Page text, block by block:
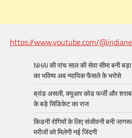
https://www.youtube.com/
NHAI की पांच साल की सेवा सीमा बनी
का भविष्य अब न्यायिक फैसले के भरोसे
ब्रांड असली, क्यूआर कोड फर्जी और
के बड़े सिंडिकेट का राज
किडनी रोगियों के लिए संजीवनी बनी
मरीजों को मिलेगी नई जिंदगी